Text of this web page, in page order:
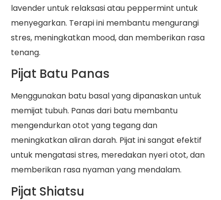
lavender untuk relaksasi atau peppermint untuk
menyegarkan. Terapi ini membantu mengurangi
stres, meningkatkan mood, dan memberikan rasa
tenang.
Pijat Batu Panas
Menggunakan batu basal yang dipanaskan untuk
memijat tubuh. Panas dari batu membantu
mengendurkan otot yang tegang dan
meningkatkan aliran darah. Pijat ini sangat efektif
untuk mengatasi stres, meredakan nyeri otot, dan
memberikan rasa nyaman yang mendalam.
Pijat Shiatsu